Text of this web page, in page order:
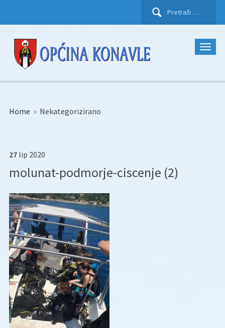
Pretraži:
Home » Nekategorizirano
27 lip 2020
molunat-podmorje-ciscenje (2)